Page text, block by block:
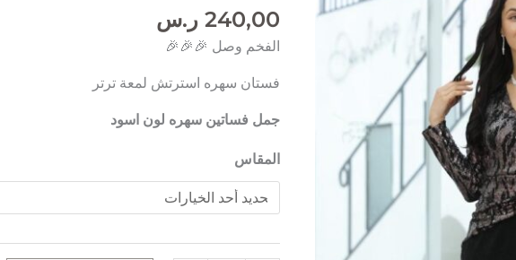
240,00 ر.س
الفخم وصل 🎉🎉🎉
فستان سهره استرتش لمعة ترتر
جمل فساتين سهره لون اسود
المقاس